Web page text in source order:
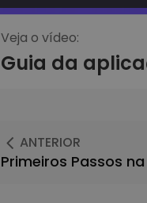
Veja o vídeo:
Guia da
ANTERIOR
Primeiros Passos